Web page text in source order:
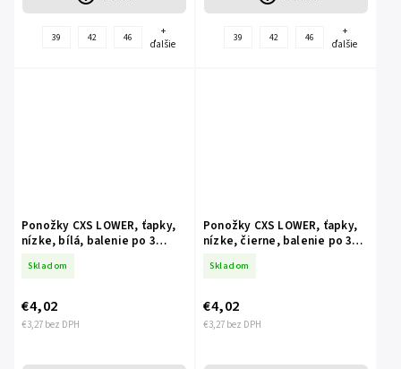
39 42 46
+
ďalšie
39 42 46
+
ďalšie
Ponožky CXS LOWER, ťapky,
nízke, bílá, balenie po 3
Skladom
€3,27 bez DPH
€4,02
Ponožky CXS LOWER, ťapky,
nízke, čierne, balenie po 3
Skladom
€3,27 bez DPH
€4,02